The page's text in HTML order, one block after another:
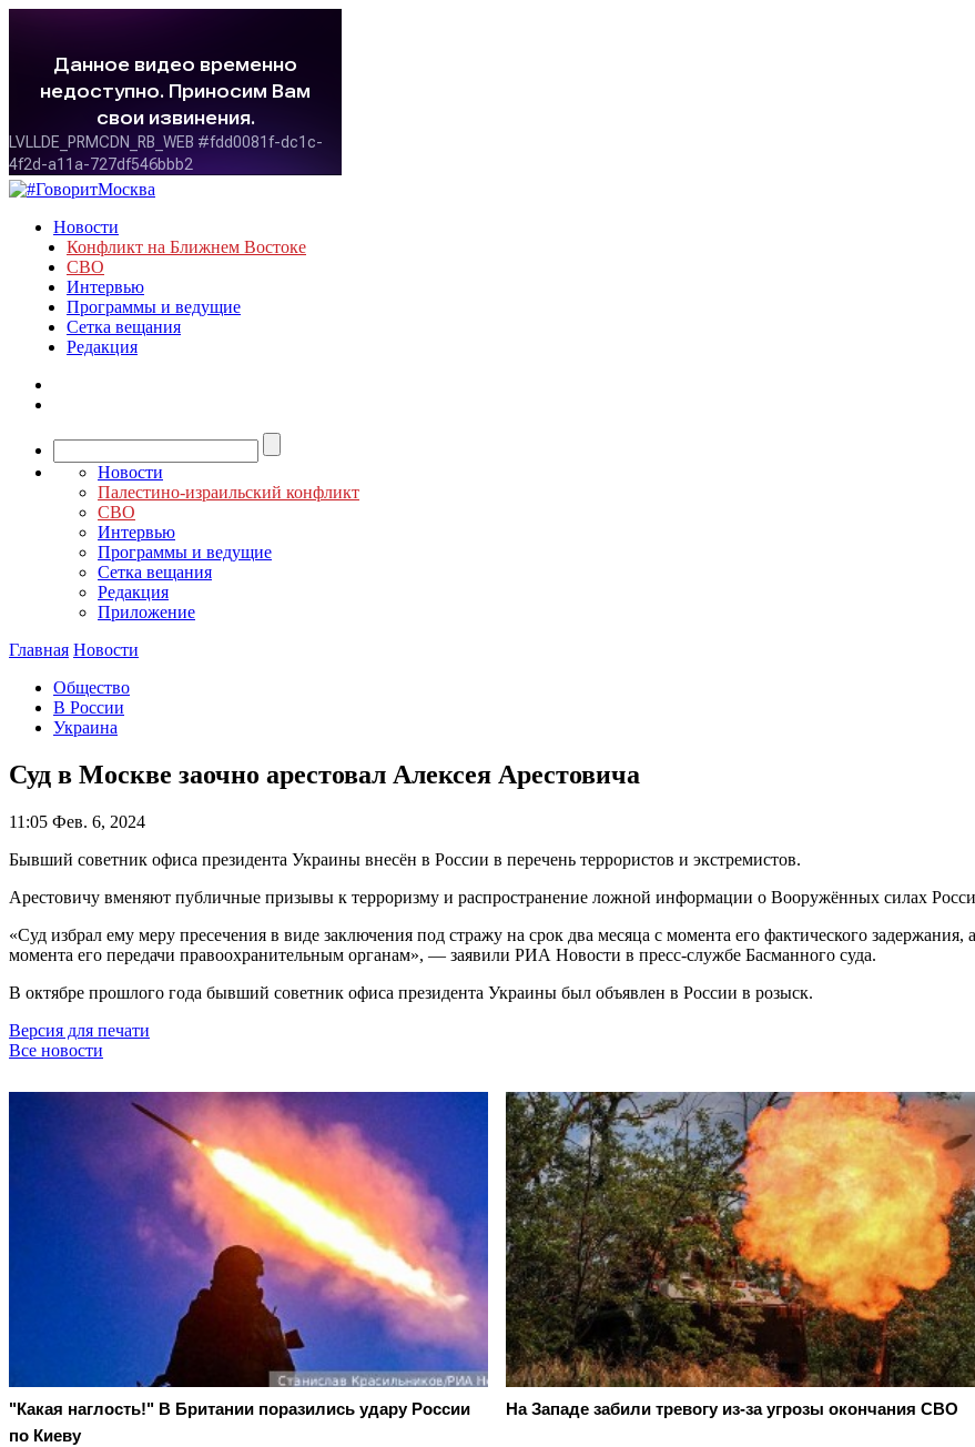
Новости
Конфликт на Ближнем Востоке
СВО
Интервью
Программы и ведущие
Сетка вещания
Редакция
Новости
Палестино-израильский конфликт
СВО
Интервью
Программы и ведущие
Сетка вещания
Редакция
Приложение
Главная Новости
Общество
В России
Украина
Суд в Москве заочно арестовал Алексея Арестовича
11:05 Фев. 6, 2024
Бывший советник офиса президента Украины внесён в России в перечень террористов и экстремистов.
Арестовичу вменяют публичные призывы к терроризму и распространение ложной информации о Вооружённых силах
«Суд избрал ему меру пресечения в виде заключения под стражу на срок два месяца с момента его фактического
момента его передачи правоохранительным органам», — заявили РИА Новости в пресс-службе Басманного суда.
В октябре прошлого года бывший советник офиса президента Украины был объявлен в России в розыск.
Версия для печати
Все новости
"Какая наглость!" В Британии поразились удару России
по Киеву
На Западе забили тревогу из-за угрозы окончания СВО